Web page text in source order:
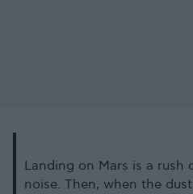
Landing on Mars is a rush
noise. Then, when the